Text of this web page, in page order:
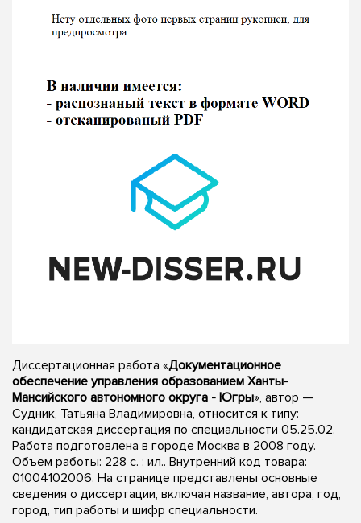
Диссертационная работа «Документационное
обеспечение управления образованием Ханты-
Мансийского автономного округа - Югры», автор —
Судник, Татьяна Владимировна, относится к типу:
кандидатская диссертация по специальности 05.25.02.
Работа подготовлена в городе Москва в 2008 году.
Объем работы: 228 с. : ил.. Внутренний код товара:
01004102006. На странице представлены основные
сведения о диссертации, включая название, автора, год,
город, тип работы и шифр специальности.